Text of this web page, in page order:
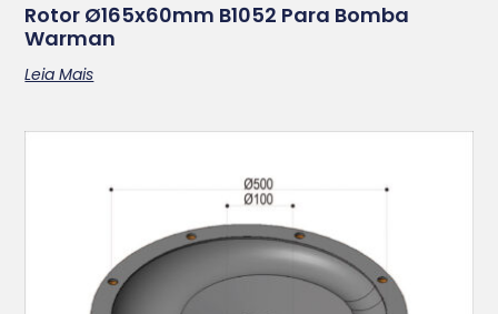
Rotor Ø165x60mm B1052 Para Bomba
Warman
Leia Mais